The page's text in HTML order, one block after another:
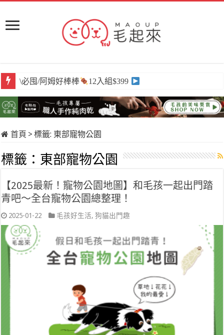
\必囤/阿姆好棒棒 12入組$399
首頁 > 標籤: 東部寵物公園
標籤： 東部寵物公園
【2025最新！寵物公園地圖】和毛孩一起出門踏
青吧～全台寵物公園總整理！
2025-01-22 毛孩好生活,狗貓出門趣